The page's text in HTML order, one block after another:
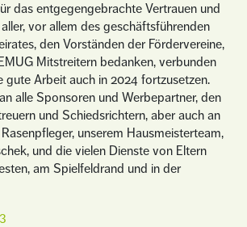
das entgegengebrachte Vertrauen und
vor allem des geschäftsführenden
den Vorständen der Fördervereine,
Mitstreitern bedanken, verbunden
gute Arbeit auch in 2024 fortzusetzen.
alle Sponsoren und Werbepartner, den
und Schiedsrichtern, aber auch an
unserem Hausmeisterteam,
und die vielen Dienste von Eltern
am Spielfeldrand und in der